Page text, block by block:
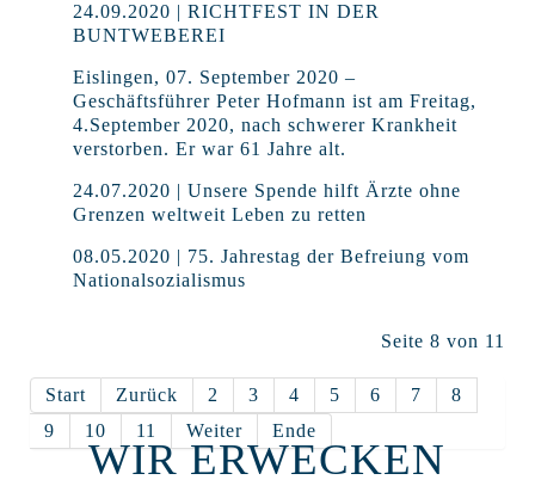
24.09.2020 | RICHTFEST IN DER
BUNTWEBEREI
Eislingen, 07. September 2020 –
Geschäftsführer Peter Hofmann ist am Freitag,
4.September 2020, nach schwerer Krankheit
verstorben. Er war 61 Jahre alt.
24.07.2020 | Unsere Spende hilft Ärzte ohne
Grenzen weltweit Leben zu retten
08.05.2020 | 75. Jahrestag der Befreiung vom
Nationalsozialismus
Seite 8 von 11
Start Zurück 2 3 4 5 6 7
8
9
10 11 Weiter Ende
WIR ERWECKEN